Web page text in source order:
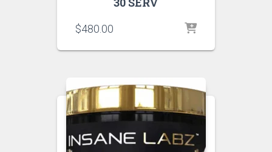
$480.00